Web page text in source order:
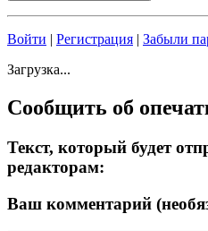
Войти Регистрация
Забыли
Загрузка...
Сообщить об
Текст, который будет
редакторам:
Ваш комментарий